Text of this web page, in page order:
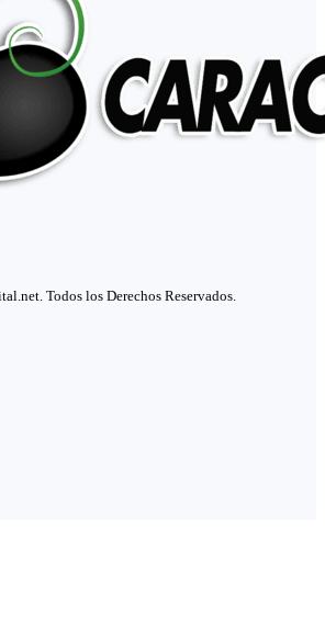
Todos los Derechos Reservados.